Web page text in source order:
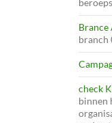
Brance
branch
check
binnen